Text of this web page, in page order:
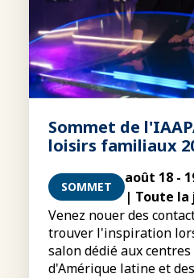
Sommet de
loisirs familiaux
SOMMET
août 18 -
| Toute la
Venez nouer des
trouver l'inspiration
salon dédié aux
d'Amérique latine et